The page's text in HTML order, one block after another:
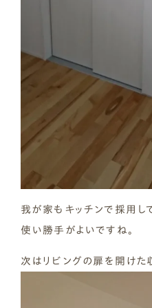
我が家もキッチンで採用し
使い勝手がよいですね。
次はリビングの扉を開けた